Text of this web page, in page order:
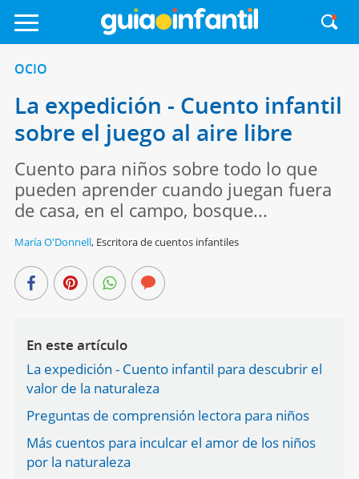
OCIO
La expedición - Cuento infantil
sobre el juego al aire libre
Cuento para niños sobre todo lo que
pueden aprender cuando juegan fuera
de casa, en el campo, bosque...
María O'Donnell, Escritora de cuentos infantiles
En este artículo
La expedición - Cuento infantil para descubrir el
valor de la naturaleza
Preguntas de comprensión lectora para niños
Más cuentos para inculcar el amor de los niños
por la naturaleza